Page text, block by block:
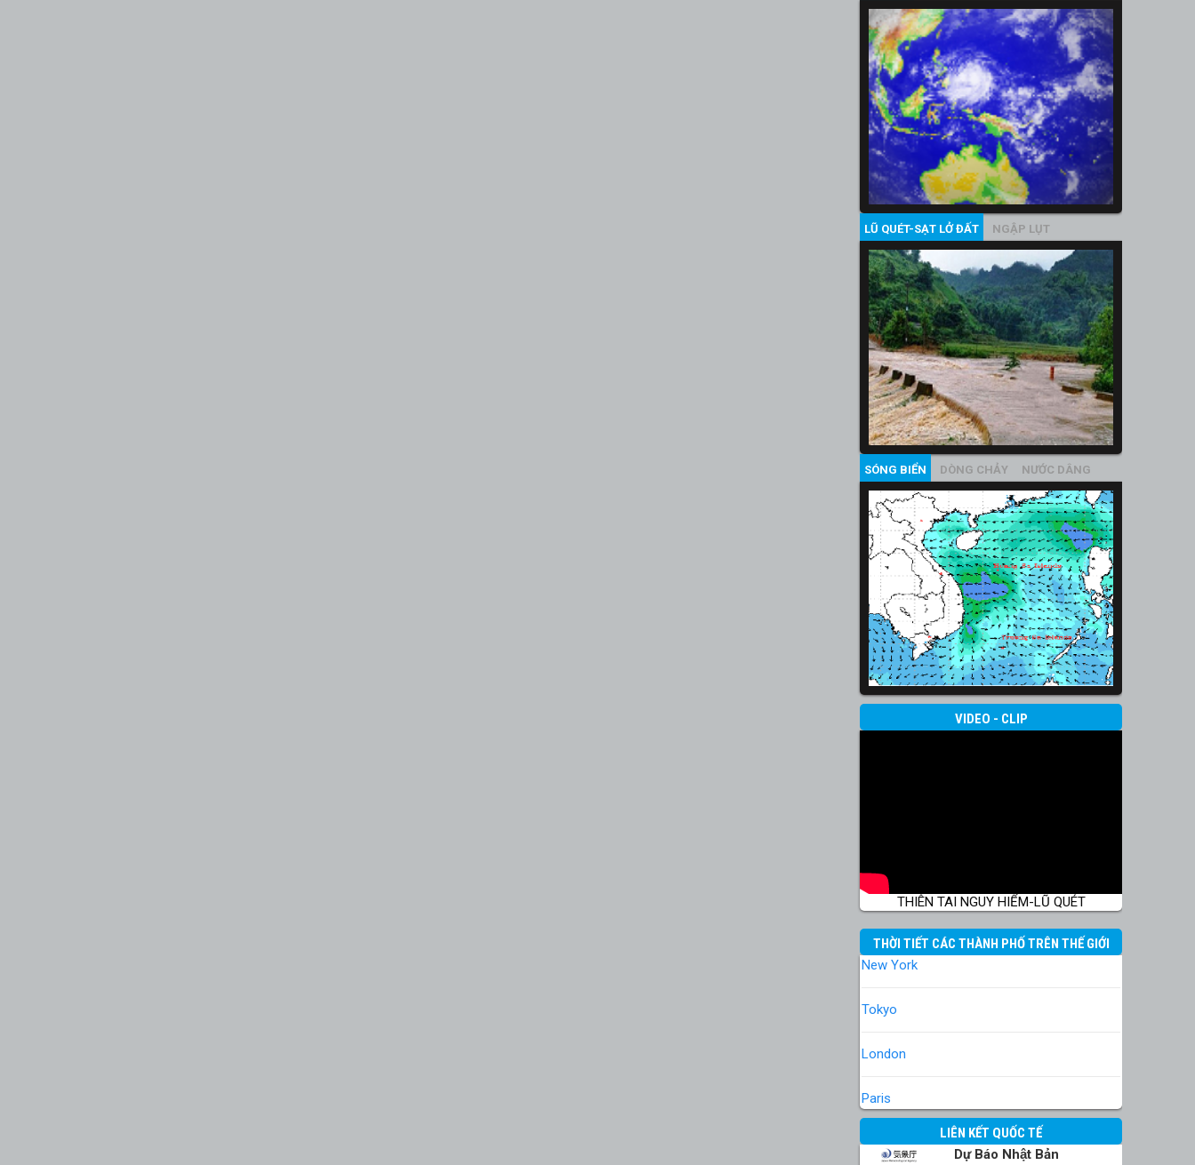
LŨ QUÉT-SẠT LỞ ĐẤT NGẬP LỤT
SÓNG BIỂN DÒNG CHẢY NƯỚC DÂNG
VIDEO - CLIP
THIÊN TAI NGUY HIỂM-LŨ QUÉT
THỜI TIẾT CÁC THÀNH PHỐ TRÊN THẾ GIỚI
New York
Tokyo
London
Paris
LIÊN KẾT QUỐC TẾ
Dự Báo Nhật Bản